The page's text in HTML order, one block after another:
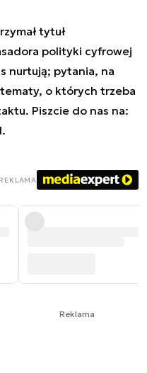
tytuł
polityki cyfrowej
nurtują; pytania, na
o których trzeba
Piszcie do nas na:
.
REKLAMA
Reklama